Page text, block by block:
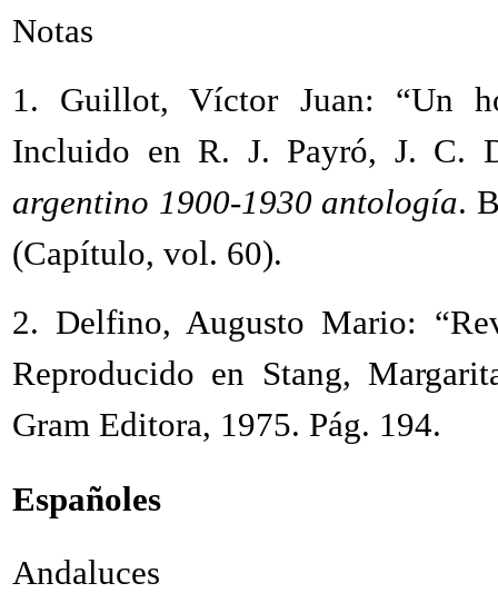
Notas
1. Guillot, Víctor Juan: “Un
Incluido en R. J. Payró, J. C.
argentino 1900-1930 antología.
(Capítulo, vol. 60).
2. Delfino, Augusto Mario:
Reproducido en Stang,
Gram Editora, 1975. Pág. 194.
Españoles
Andaluces